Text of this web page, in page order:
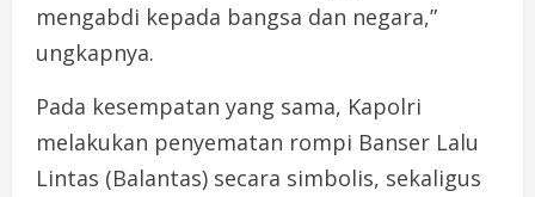
mengabdi kepada bangsa dan negara,”
ungkapnya.
Pada kesempatan yang sama, Kapolri
melakukan penyematan rompi Banser Lalu
Lintas (Balantas) secara simbolis, sekaligus